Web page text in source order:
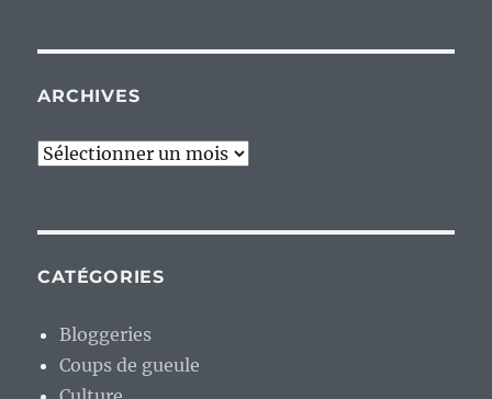
ARCHIVES
Archives
CATÉGORIES
Bloggeries
Coups de gueule